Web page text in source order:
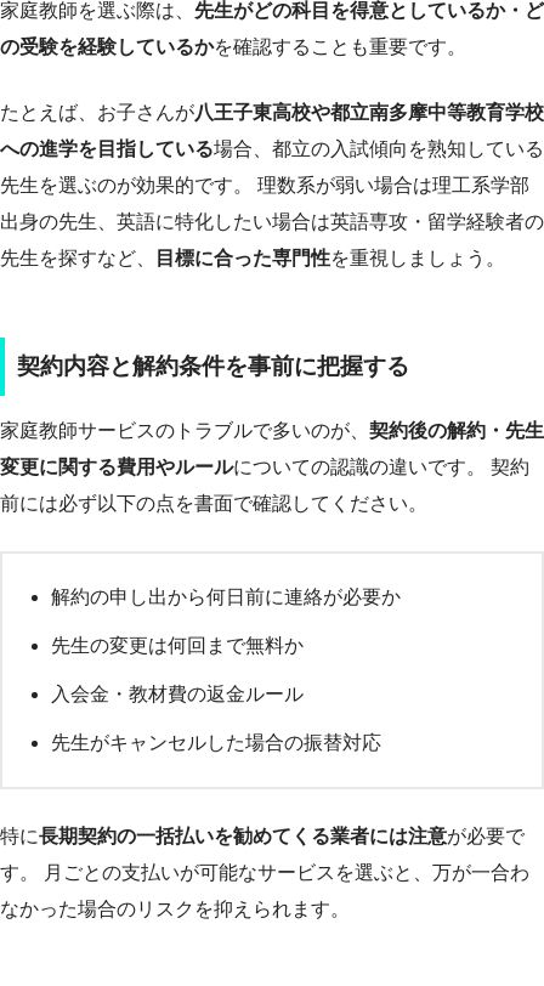
家庭教師を選ぶ際は、 先生がどの科目を得意としているか・ど
の受験を経験しているかを確認することも重要です。
たとえば、お子さんが八王子東高校や都立南多摩中等教育学校
への進学を目指している場合、都立の入試傾向を熟知している
先生を選ぶのが効果的です。 理数系が弱い場合は理工系学部
出身の先生、英語に特化したい場合は英語専攻・留学経験者の
先生を探すなど、
目標に合った専門性を重視しましょう。
契約内容と解約条件を事前に把握する
家庭教師サービスのトラブルで多いのが、 契約後の解約・先生
変更に関する費用やルールについての認識の違いです。 契約
前には必ず以下の点を書面で確認してください。
解約の申し出から何日前に連絡が必要か
先生の変更は何回まで無料か
入会金・教材費の返金ルール
先生がキャンセルした場合の振替対応
特に長期契約の一括払いを勧めてくる業者には注意が必要で
す。 月ごとの支払いが可能なサービスを選ぶと、万が一合わ
なかった場合のリスクを抑えられます。